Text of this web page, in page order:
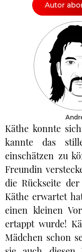
Autor
Käthe konnte
kannte das
einschätzen zu
Freundin
die Rückseite
Käthe erwartet
einen kleinen
ertappt wurde!
Mädchen schon